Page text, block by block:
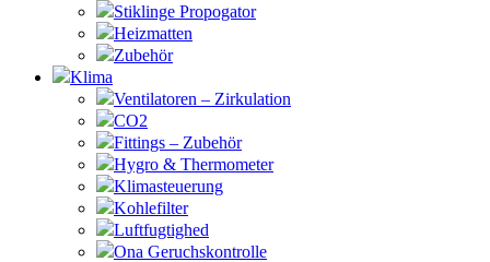
Stiklinge Propogator
Heizmatten
Zubehör
Klima
Ventilatoren – Zirkulation
CO2
Fittings – Zubehör
Hygro & Thermometer
Klimasteuerung
Kohlefilter
Luftfugtighed
Ona Geruchskontrolle